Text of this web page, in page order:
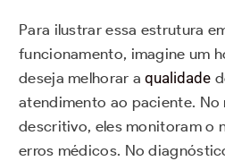
Para ilustrar essa estrutura
funcionamento, imagine um
deseja melhorar aqualidade
atendimento ao paciente. No
descritivo, eles monitoram o
erros médicos. No